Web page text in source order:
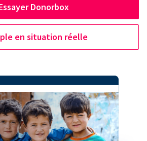
Donorbox
en situation réelle